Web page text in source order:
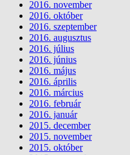
2016. november
2016. október
2016. szeptember
2016. augusztus
2016. július
2016. június
2016. május
2016. április
2016. március
2016. február
2016. január
2015. december
2015. november
2015. október